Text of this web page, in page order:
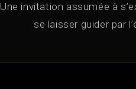
Une invitation assumée à
se laisser guider par